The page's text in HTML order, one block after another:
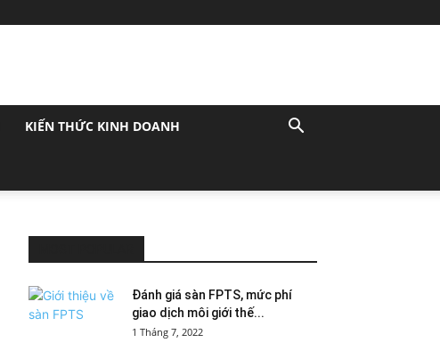
KIẾN THỨC KINH DOANH
Đánh giá sàn FPTS, mức phí
giao dịch môi giới thế...
1 Tháng 7, 2022